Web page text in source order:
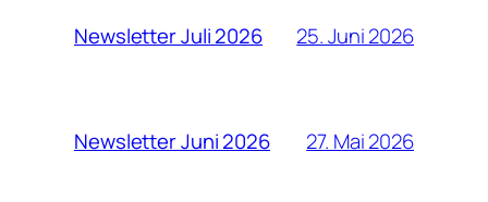
Newsletter Juli 2026 25. Juni 2026
Newsletter Juni 2026 27. Mai 2026